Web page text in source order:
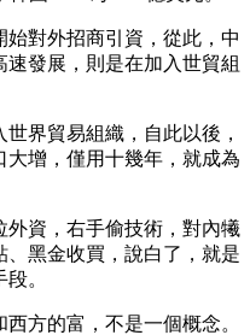
對外招商引資，從此，中
發展，則是在加入世貿組
界貿易組織，自此以後，
增，僅用十幾年，就成為
資，右手偷技術，對內犧
黑金收買，說白了，就是
。
方的富，不是一個概念。